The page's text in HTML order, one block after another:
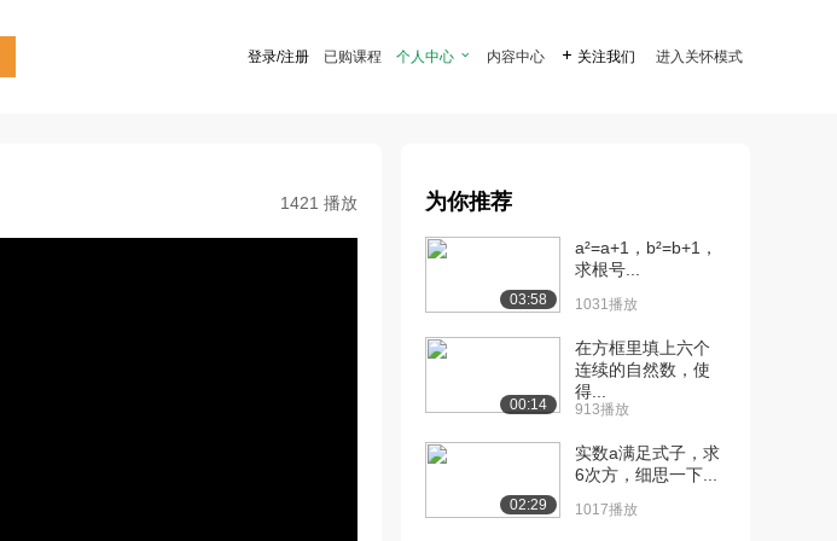
登录/注册 已购课程 个人中心  内容中心  关注我们 进入关怀模式
1421 播放 为你推荐
03:58
a²=a+1，b²=b+1，
求根号...
1031播放
00:14
在方框里填上六个
连续的自然数，使
得...
913播放
02:29
实数a满足式子，求
6次方，细思一下...
1017播放